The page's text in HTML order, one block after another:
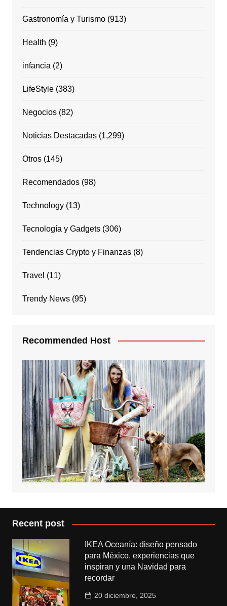
Gastronomía y Turismo(913)
Health (9)
infancia (2)
LifeStyle(383)
Negocios(82)
Noticias Destacadas(1,299)
Otros(145)
Recomendados(98)
Technology(13)
Tecnología y Gadgets(306)
Tendencias Crypto y Finanzas(8)
Travel (11)
Trendy News(95)
Recommended Host
Recent post
IKEA Oceanía: diseño pensado
para México, experiencias que
inspiran y una Navidad para
recordar
20 diciembre, 2025